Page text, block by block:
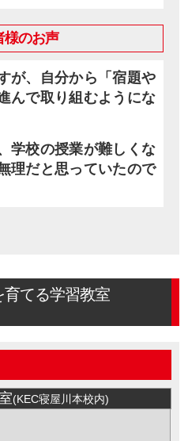
様のお声
が、自分から「宿題や
んで取り組むようにな
学校の授業が難しくな
理だと思っていたので
育てる学習教室
(KEC寝屋川本校内)